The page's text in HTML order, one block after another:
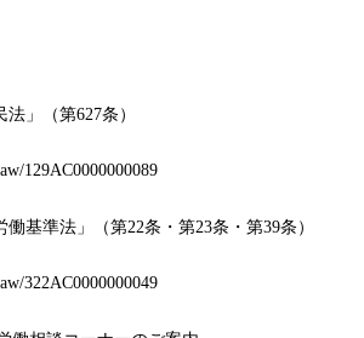
」（第627条）
129AC0000000089
基準法」（第22条・第23条・第39条）
322AC0000000049